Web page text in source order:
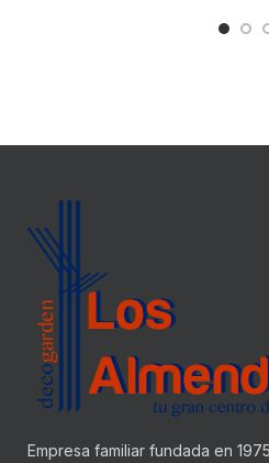
Empresa familiar fundada en